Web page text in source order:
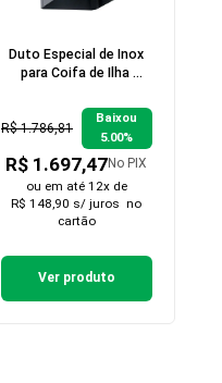
Duto Especial de Inox
para Coifa de Ilha 
metros
R$ 1.786,81
Baixou
5.00%
R$ 1.697,47No PIX
ou em até 12x de
R$ 148,90 s/ juros no
cartão
Ver produto